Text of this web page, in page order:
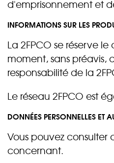
d'emprisonnement et
INFORMATIONS SUR LES
La 2FPCO se réserve
moment, sans
responsabilité de la
Le réseau 2FPCO est
DONNÉES PERSONNELLES ET
Vous pouvez consulter
concernant.